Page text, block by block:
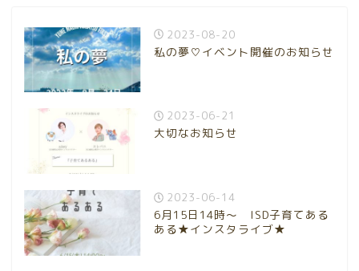
2023-08-20
私の夢♡イベント開催のお知らせ
2023-06-21
大切なお知らせ
2023-06-14
6月15日14時～ ISD子育てある
ある★インスタライブ★